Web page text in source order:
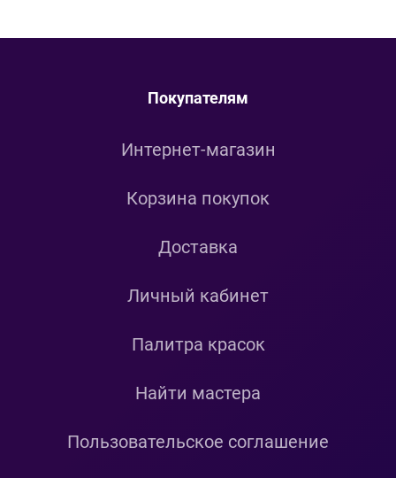
Покупателям
Интернет-магазин
Корзина покупок
Доставка
Личный кабинет
Палитра красок
Найти мастера
Пользовательское соглашение